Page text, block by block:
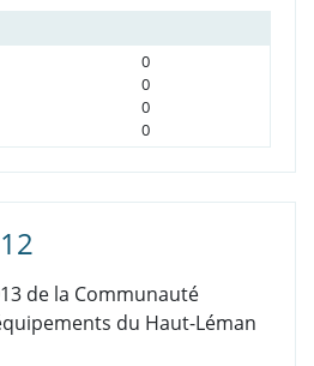
0
0
0
0
de la Communauté
du Haut-Léman